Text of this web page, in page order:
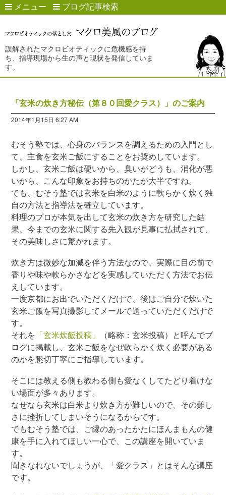
メニュー ブログ記事検索
誤解されたマクロビオティックに危機感を持
ち、指導現場から生の声と現状を発信していま
す。
「玄米の炊き方秘伝（第８０回愛クラス）」のご案内
2014年1月15日 6:27 AM
むそう塾では、心身のバランスを調えるための入門とし
て、主食を玄米ご飯にすることをお奨めしています。
しかし、玄米ご飯は硬いから、臭いがどうも、消化が悪
いから、こんな印象をお持ちのかたが大半ですね。
でも、むそう塾では玄米を白米のように軟らかく炊く独
自の方法と指導法を確立しています。
料理のプロが本気を出して玄米の炊き方を研究した結
果、今までの玄米に関する先入観が見事に払拭されて、
その美味しさに驚かれます。
炊き方は微妙な加減を伴う方法なので、実際に目の前で
香りや味や軟らかさなどを実感していただく方法でお伝
えしています。
一度京都にお出でいただくだけで、後はご自分で炊いた
玄米ご飯を写真撮影してメールで送っていただくだけで
す。
それを 「玄米炊飯投稿」
（略称：玄米投稿）と呼んでブ
ログに掲載し、玄米ご飯をなぜ軟らかく炊く必要がある
のかを懇切丁寧にご指導しています。
そこには教える側も教わる側も愛なくしてたどり着けな
い場面が多々あります。
なぜなら玄米は白米より炊き方が難しいので、その難し
さに挫折してしまいそうになるからです。
でもむそう塾では、ご縁のあったかたにほんまもんの健
康を手に入れてほしい一心で、この講座を開いていま
す。
聞きなれないでしょうが、「愛クラス」とはそんな講座
です。